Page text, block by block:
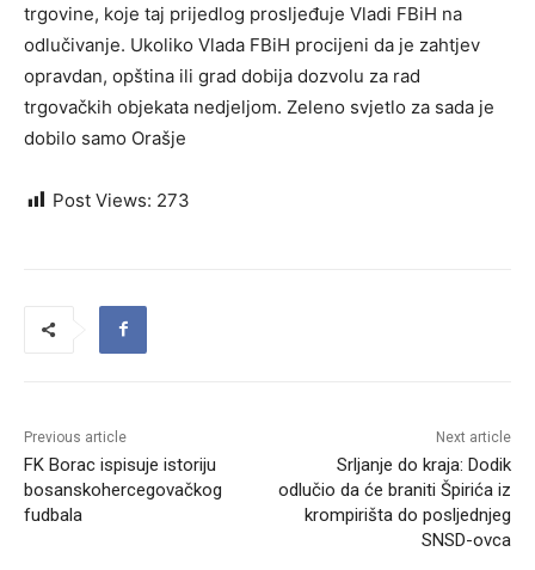
trgovine, koje taj prijedlog prosljeđuje Vladi FBiH na
odlučivanje. Ukoliko Vlada FBiH procijeni da je zahtjev
opravdan, opština ili grad dobija dozvolu za rad
trgovačkih objekata nedjeljom. Zeleno svjetlo za sada je
dobilo samo Orašje
Post Views: 273
Previous article
FK Borac ispisuje istoriju
bosanskohercegovačkog
fudbala
Next article
Srljanje do kraja: Dodik
odlučio da će braniti Špirića iz
krompirišta do posljednjeg
SNSD-ovca